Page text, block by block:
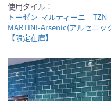
使用タイル：
トーゼン-マルティーニ TZN-
MARTINI-Arsenic(アルセニッ
【限定在庫】